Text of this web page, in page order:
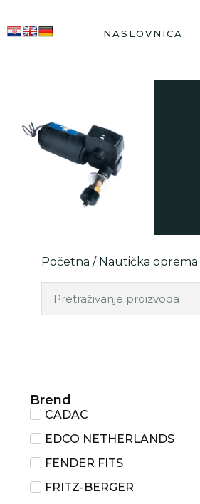
NASLOVNICA
Početna / Nautička oprema
Brend
CADAC
EDCO NETHERLANDS
FENDER FITS
FRITZ-BERGER